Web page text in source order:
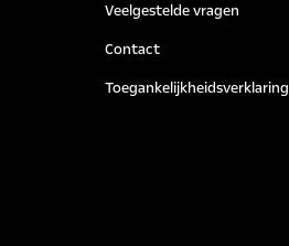
Veelgestelde vragen
Contact
Toegankelijkheidsverklaring